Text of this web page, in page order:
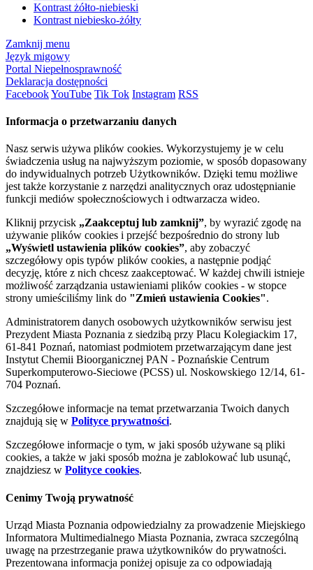
Kontrast żółto-niebieski
Kontrast niebiesko-żółty
Zamknij menu
Język migowy
Portal Niepełnosprawność
Deklaracja dostępności
FacebookYouTube Tik Tok Instagram RSS
Informacja o przetwarzaniu danych
Nasz serwis używa plików cookies. Wykorzystujemy je w celu
świadczenia usług na najwyższym poziomie, w sposób dopasowany
do indywidualnych potrzeb Użytkowników. Dzięki temu możliwe
jest także korzystanie z narzędzi analitycznych oraz udostępnianie
funkcji mediów społecznościowych i odtwarzacza wideo.
Kliknij przycisk „Zaakceptuj lub zamknij”, by wyrazić zgodę na
używanie plików cookies i przejść bezpośrednio do strony lub
„Wyświetl ustawienia plików cookies”, aby zobaczyć
szczegółowy opis typów plików cookies, a następnie podjąć
decyzję, które z nich chcesz zaakceptować. W każdej chwili istnieje
możliwość zarządzania ustawieniami plików cookies - w stopce
strony umieściliśmy link do "Zmień ustawienia Cookies".
Administratorem danych osobowych użytkowników serwisu jest
Prezydent Miasta Poznania z siedzibą przy Placu Kolegiackim 17,
61-841 Poznań, natomiast podmiotem przetwarzającym dane jest
Instytut Chemii Bioorganicznej PAN - Poznańskie Centrum
Superkomputerowo-Sieciowe (PCSS) ul. Noskowskiego 12/14, 61-
704 Poznań.
Szczegółowe informacje na temat przetwarzania Twoich danych
znajdują się w Polityce prywatności.
Szczegółowe informacje o tym, w jaki sposób używane są pliki
cookies, a także w jaki sposób można je zablokować lub usunąć,
znajdziesz w Polityce cookies.
Cenimy Twoją prywatność
Urząd Miasta Poznania odpowiedzialny za prowadzenie Miejskiego
Informatora Multimedialnego Miasta Poznania, zwraca szczególną
uwagę na przestrzeganie prawa użytkowników do prywatności.
Prezentowana informacja poniżej opisuje za co odpowiadają